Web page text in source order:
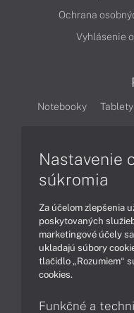
Ochrana
Vyhlásenie
Notebooky Tablety
Nastavenie
súkromia
Za účelom zlepšenia
poskytovaných
marketingové účely
ukladajú súbory
tlačidlo „Rozumiem“
cookies.
Funkčné a